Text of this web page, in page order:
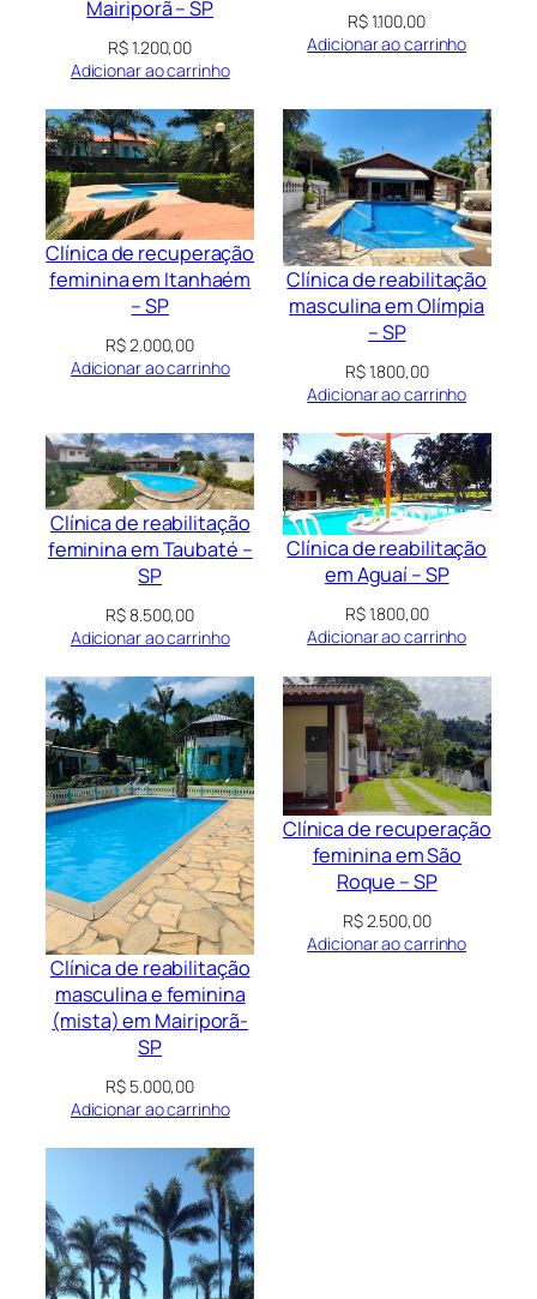
Mairiporã – SP
R$1.200,00
Adicionar ao carrinho
R$1.100,00
Adicionar ao carrinho
Clínica de recuperação
feminina em Itanhaém
– SP
R$2.000,00
Adicionar ao carrinho
Clínica de reabilitação
masculina em Olímpia
– SP
R$1.800,00
Adicionar ao carrinho
Clínica de reabilitação
feminina em Taubaté –
SP
R$8.500,00
Adicionar ao carrinho
Clínica de reabilitação
em Aguaí – SP
R$1.800,00
Adicionar ao carrinho
Clínica de reabilitação
masculina e feminina
(mista) em Mairiporã-
SP
R$ 5.000,00
Adicionar ao carrinho
Clínica de recuperação
feminina em São
Roque – SP
R$2.500,00
Adicionar ao carrinho